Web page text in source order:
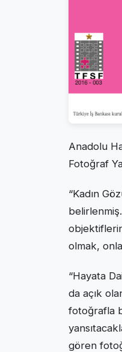
Anadolu
Fotoğraf
“Kadın
belirlenmiş.
olmak,
“Hayata
da açık
fotoğrafla
gören